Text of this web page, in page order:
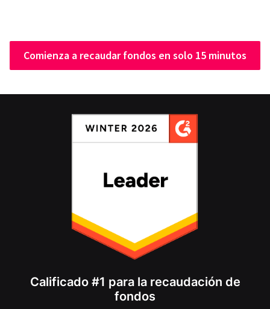
Comienza a recaudar fondos en solo 15 minutos
Calificado #1 para la recaudación de
fondos